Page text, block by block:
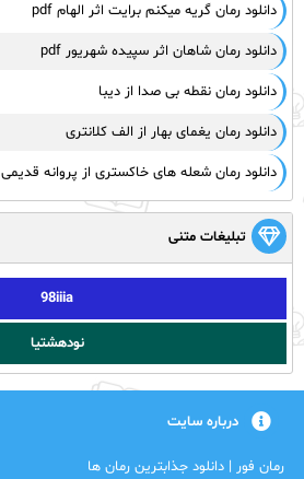
دانلود رمان گریه میکنم برایت اثر الهام pdf
دانلود رمان شاهان اثر سپیده شهریور pdf
دانلود رمان نقطه بی صدا از دیبا
دانلود رمان یغمای بهار از الف کلانتری
دانلود رمان شعله های خاکستری از پروانه قدیمی
تبلیغات متنی
98iiia
نودهشتیا
درباره سایت
رمان فور | دانلود جذابترین رمان ها